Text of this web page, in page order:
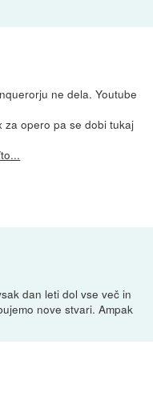
ne dela. Youtube
za opero pa se dobi tukaj
dan leti dol vse več in
nove stvari. Ampak